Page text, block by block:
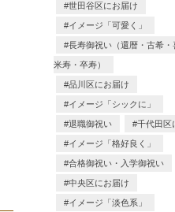
世田谷区にお届け
イメージ「可愛く」
長寿御祝い（還暦・古希・
米寿・卒寿）
品川区にお届け
イメージ「シックに」
退職御祝い 千代田区
イメージ「格好良く」
合格御祝い・入学御祝い
中央区にお届け
イメージ「淡色系」